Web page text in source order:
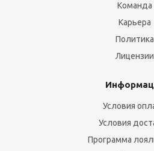
Команда
Карьера
Политика
Лицензии
Условия
Условия
Программа